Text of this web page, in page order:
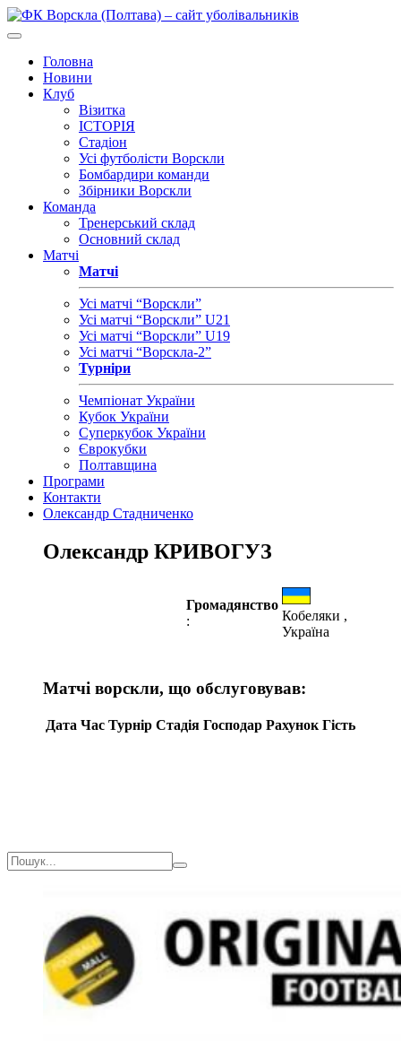
Головна
Новини
Клуб
Візитка
ІСТОРІЯ
Стадіон
Усі футболісти Ворскли
Бомбардири команди
Збірники Ворскли
Команда
Тренерський склад
Основний склад
Матчі
Матчі
Усі матчі “Ворскли”
Усі матчі “Ворскли” U21
Усі матчі “Ворскли” U19
Усі матчі “Ворскла-2”
Турніри
Чемпіонат України
Кубок України
Суперкубок України
Єврокубки
Полтавщина
Програми
Контакти
Олександр Стадниченко
Олександр КРИВОГУЗ
Громадянство
:
Кобеляки ,
Україна
Матчі ворскли, що обслуговував:
Дата Час Турнір Стадія Господар Рахунок Гість